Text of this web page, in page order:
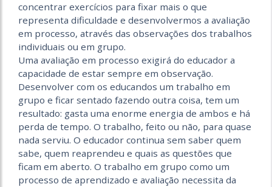
concentrar exercícios para fixar mais o que
representa dificuldade e desenvolvermos a avaliação
em processo, através das observações dos trabalhos
individuais ou em grupo.
Uma avaliação em processo exigirá do educador a
capacidade de estar sempre em observação.
Desenvolver com os educandos um trabalho em
grupo e ficar sentado fazendo outra coisa, tem um
resultado: gasta uma enorme energia de ambos e há
perda de tempo. O trabalho, feito ou não, para quase
nada serviu. O educador continua sem saber quem
sabe, quem reaprendeu e quais as questões que
ficam em aberto. O trabalho em grupo como um
processo de aprendizado e avaliação necessita da